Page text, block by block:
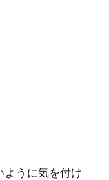
ように気を付け